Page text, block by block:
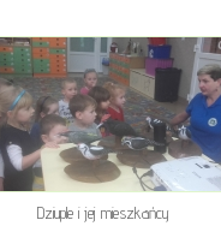
Dziuple i jej mieszkańcy